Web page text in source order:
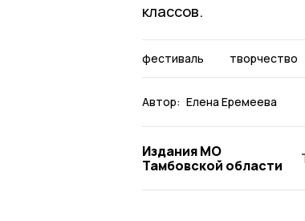
классов.
фестиваль творчество
Автор: Елена Еремеева
Издания МО
Тамбовской области